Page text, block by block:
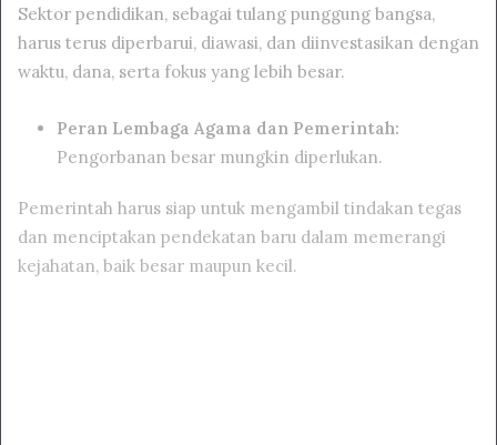
Sektor pendidikan, sebagai tulang punggung bangsa,
harus terus diperbarui, diawasi, dan diinvestasikan dengan
waktu, dana, serta fokus yang lebih besar.
Peran Lembaga Agama dan Pemerintah:
Pengorbanan besar mungkin diperlukan.
Pemerintah harus siap untuk mengambil tindakan tegas
dan menciptakan pendekatan baru dalam memerangi
kejahatan, baik besar maupun kecil.